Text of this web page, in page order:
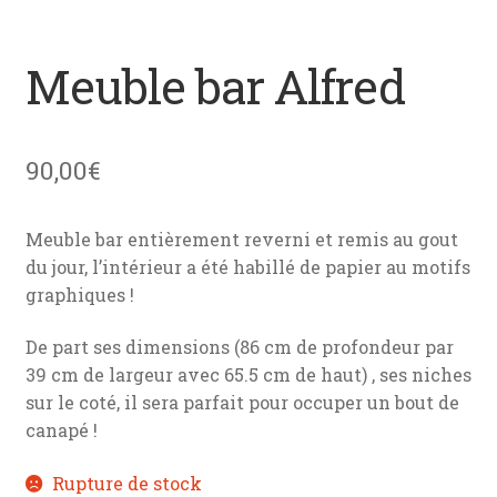
Mon devis
Meuble bar Alfred
90,00€
Meuble bar entièrement reverni et remis au gout
du jour, l’intérieur a été habillé de papier au motifs
graphiques !
De part ses dimensions (86 cm de profondeur par
39 cm de largeur avec 65.5 cm de haut) , ses niches
sur le coté, il sera parfait pour occuper un bout de
canapé !
Rupture de stock